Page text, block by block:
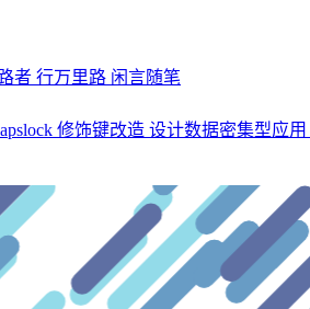
者 行万里路 闲言随笔
修饰键改造 设计数据密集型应用